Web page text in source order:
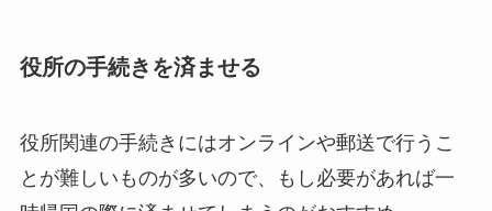
役所の手続きを済ませる
役所関連の手続きにはオンラインや郵送で行うこ
とが難しいものが多いので、もし必要があれば一